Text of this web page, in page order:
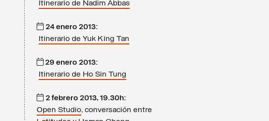
Itinerario de Nadim Abbas
24 enero 2013:
Itinerario de Yuk King Tan
29 enero 2013:
Itinerario de Ho Sin Tung
2 febrero 2013, 19.30h:
Open Studio, conversación entre